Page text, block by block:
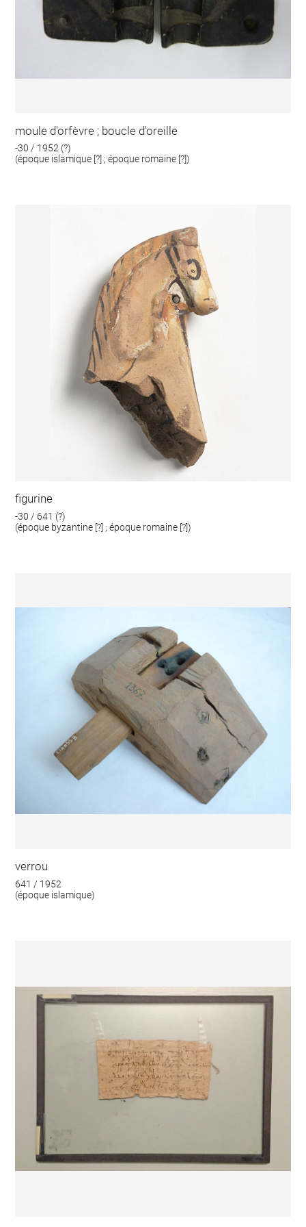
moule d'orfèvre ; boucle d'oreille
-30 / 1952 (?)
(époque islamique [?] ; époque romaine [?])
figurine
-30 / 641 (?)
(époque byzantine [?] ; époque romaine [?])
verrou
641 / 1952
(époque islamique)